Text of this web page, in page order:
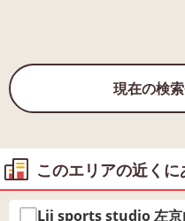
現在の検
このエリアの近く
Lii sports studio 左京